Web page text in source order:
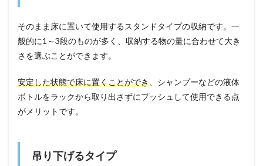
そのまま床に置いて使用するスタンドタイプの収納です。一
般的に1～3段のものが多く、収納する物の量に合わせて大き
さを選ぶことができます。
安定した状態で床に置くことができ 、シャンプーなどの液体
ボトルをラックから取り出さずにプッシュして使用できる点
がメリットです。
吊り下げるタイプ